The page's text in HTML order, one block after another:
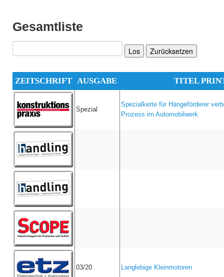
Gesamtliste
Los Zurücksetzen
ZEITSCHRIFT AUSGABE TITEL
Spezial
Spezialkette für Hängeförderer
Prozess im Automobilwerk
03/20 Langlebige Kleinmotoren